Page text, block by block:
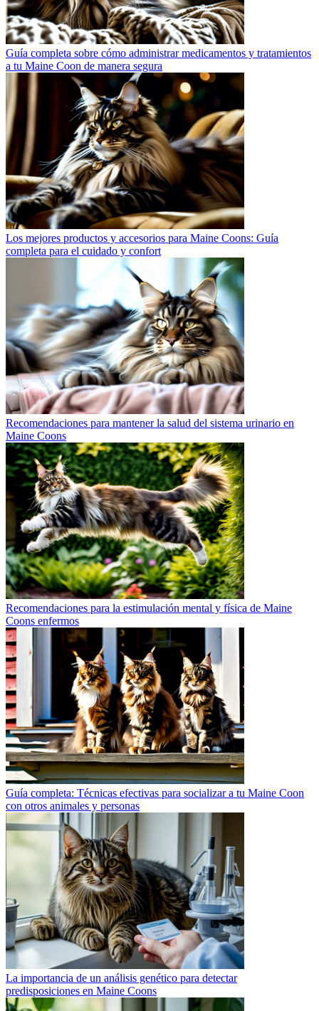
Guía completa sobre cómo administrar medicamentos y tratamientos
a tu Maine Coon de manera segura
Los mejores productos y accesorios para Maine Coons: Guía
completa para el cuidado y confort
Recomendaciones para mantener la salud del sistema urinario en
Maine Coons
Recomendaciones para la estimulación mental y física de Maine
Coons enfermos
Guía completa: Técnicas efectivas para socializar a tu Maine Coon
con otros animales y personas
La importancia de un análisis genético para detectar
predisposiciones en Maine Coons